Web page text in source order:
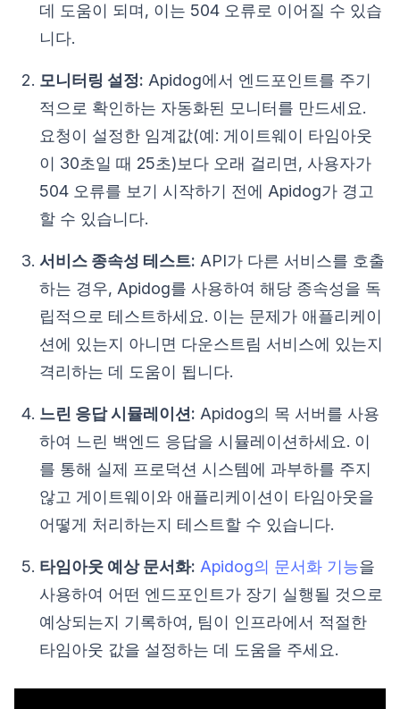
데 도움이 되며, 이는 504 오류로 이어질 수 있습
니다.
모니터링 설정: Apidog에서 엔드포인트를 주기
적으로 확인하는 자동화된 모니터를 만드세요.
요청이 설정한 임계값(예: 게이트웨이 타임아웃
이 30초일 때 25초)보다 오래 걸리면, 사용자가
504 오류를 보기 시작하기 전에 Apidog가 경고
할 수 있습니다.
서비스 종속성 테스트: API가 다른 서비스를 호출
하는 경우, Apidog를 사용하여 해당 종속성을 독
립적으로 테스트하세요. 이는 문제가 애플리케이
션에 있는지 아니면 다운스트림 서비스에 있는지
격리하는 데 도움이 됩니다.
느린 응답 시뮬레이션: Apidog의 목 서버를 사용
하여 느린 백엔드 응답을 시뮬레이션하세요. 이
를 통해 실제 프로덕션 시스템에 과부하를 주지
않고 게이트웨이와 애플리케이션이 타임아웃을
어떻게 처리하는지 테스트할 수 있습니다.
타임아웃 예상 문서화: Apidog의 문서화 기능을
사용하여 어떤 엔드포인트가 장기 실행될 것으로
예상되는지 기록하여, 팀이 인프라에서 적절한
타임아웃 값을 설정하는 데 도움을 주세요.